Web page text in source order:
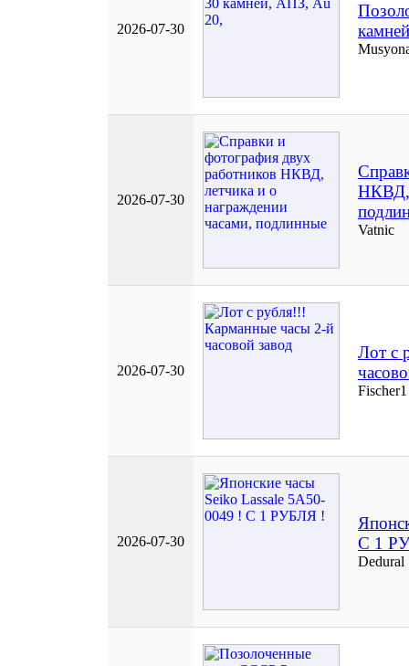
2026-07-30
2026-07-30
НКВД,
Vatnic
2026-07-30
Лот с
Fischer1
2026-07-30
С 1
Dedural